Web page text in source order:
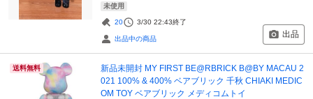
未使用
20 3/30 22:43終了
出品中の商品 出品
送料無料
新品未開封 MY FIRST BE@RBRICK B@BY MACAU 2
021 100% & 400% ベアブリック 千秋 CHIAKI MEDIC
OM TOY ベアブリック メディコムトイ